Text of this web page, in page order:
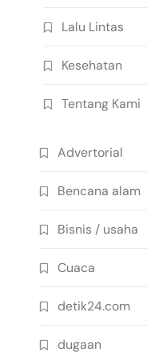
Lalu Lintas
Kesehatan
Tentang Kami
Advertorial
Bencana alam
Bisnis / usaha
Cuaca
detik24.com
dugaan